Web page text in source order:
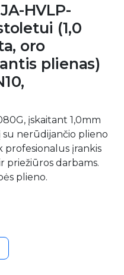
HVLP-
(1,0
oro
plienas)
įskaitant 1,0mm
nerūdijančio plieno
profesionalus įrankis
priežiūros darbams.
plieno.